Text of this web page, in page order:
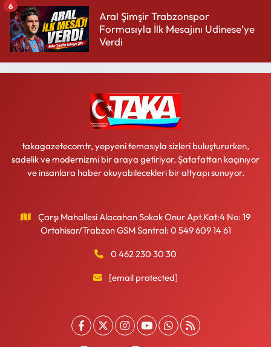
Aral Şimşir Trabzonspor
Formasıyla İlk Mesajını Udinese’ye
Verdi
6
takagazetecomtr, yepyeni temasıyla sizleri buluştururken,
sadelik ve modernizmi bir araya getiriyor. Şatafattan kaçınıyor
ve insanlara haber okuyabilecekleri bir altyapı sunuyor.
Çarşı Mahallesi Alacahan Sokak Onur Apt.Kat:4 No: 19
Ortahisar/Trabzon GSM Santral: 0 549 609 14 61
0 462 230 30 30
[email protected]